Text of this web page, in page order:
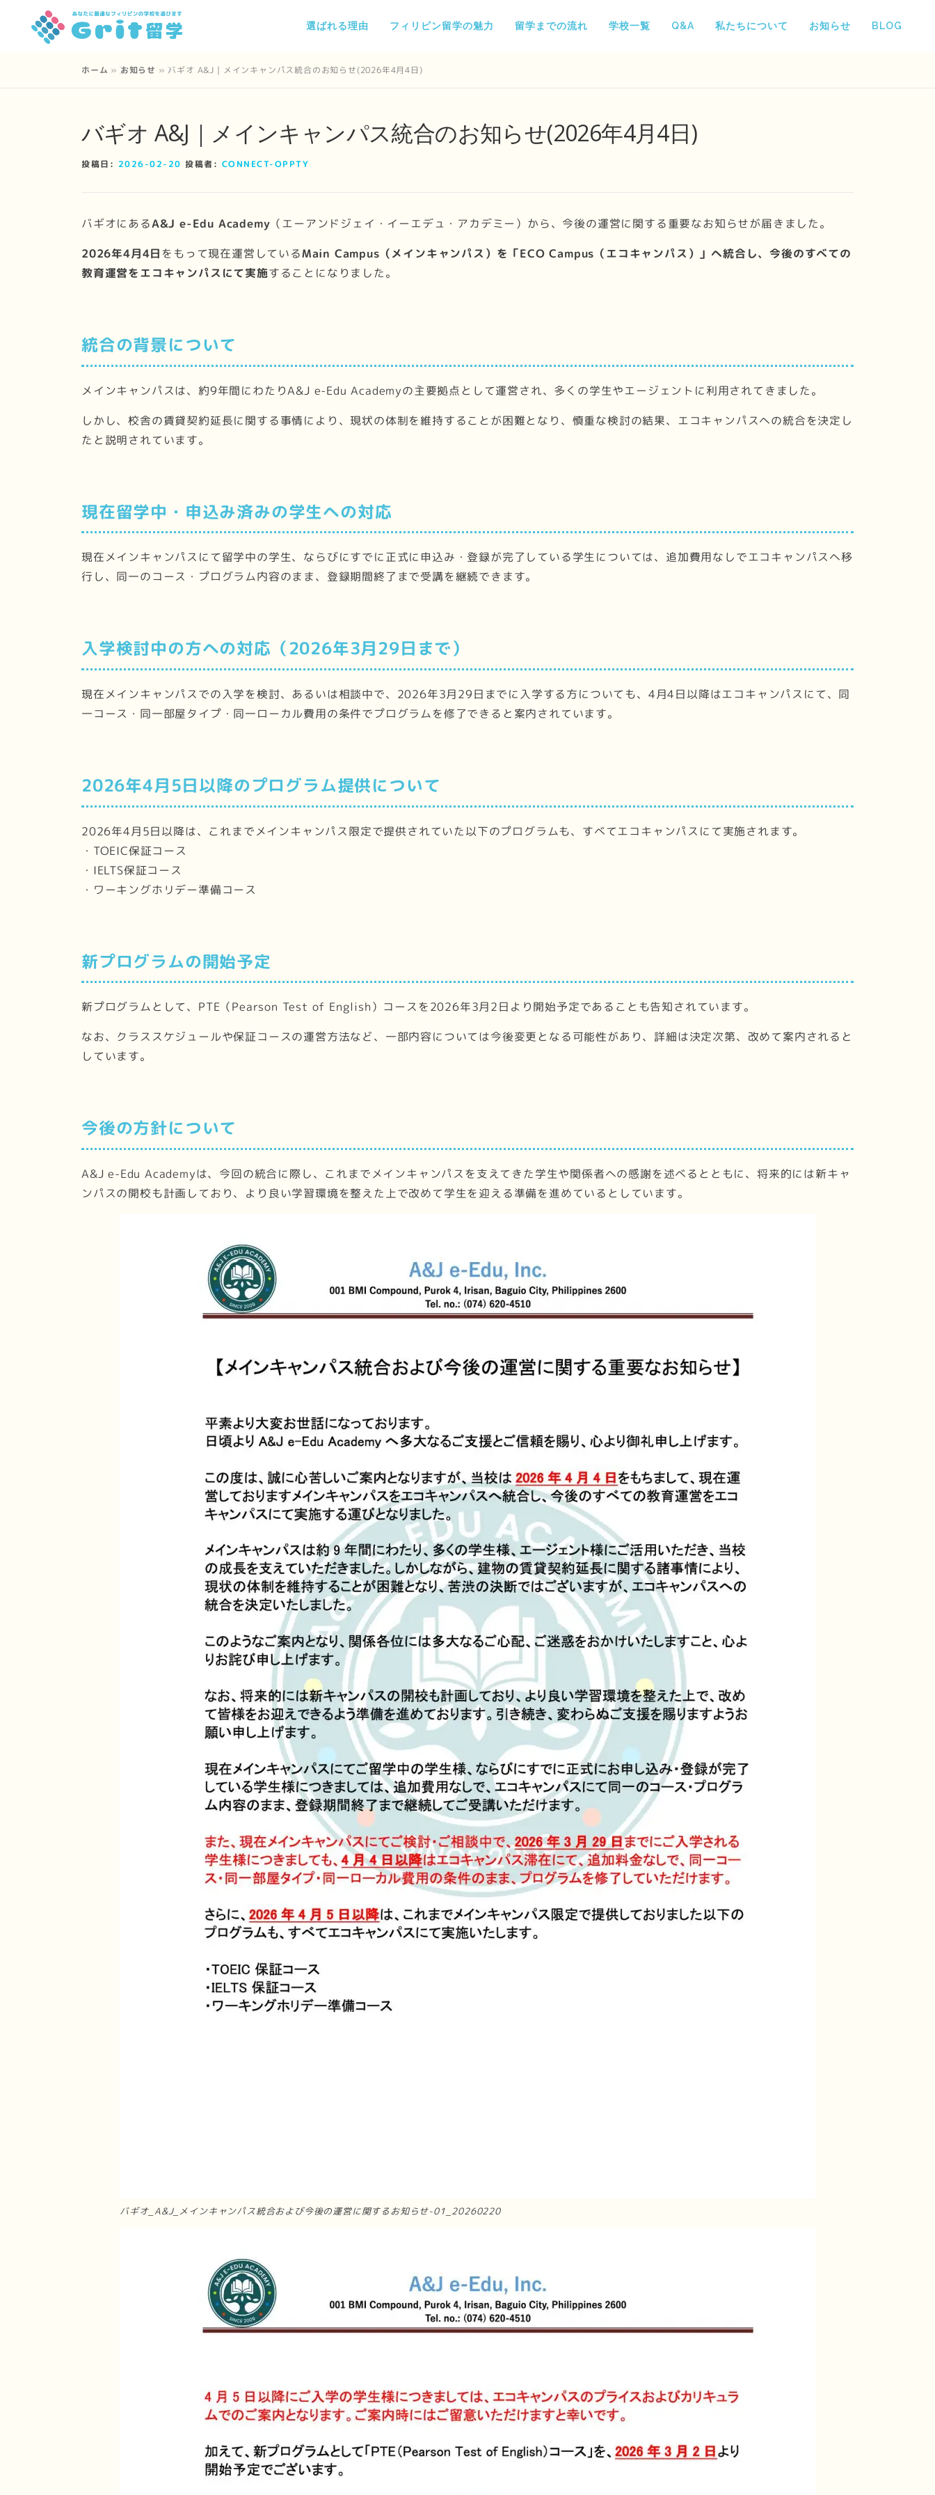
選ばれる理由 フィリピン留学の魅力 留学までの流れ 学校一覧 Q&A 私たちについて お知らせ BLOG
ホーム »お知らせ »バギオ A&J｜メインキャンパス統合のお知らせ(2026年4月4日)
バギオ A&J｜メインキャンパス統合のお知らせ(2026年4月4日)
投稿日: 2026-02-20 投稿者: CONNECT-OPPTY
バギオにあるA&J e-Edu Academy （エーアンドジェイ・イーエデュ・アカデミー）から、今後の運営に関する重要なお知らせが届きました。
2026年4月4日をもって現在運営しているMain Campus（メインキャンパス）を「ECO Campus（エコキャンパス）」へ統合し、今後のすべての
教育運営をエコキャンパスにて実施することになりました。
統合の背景について
メインキャンパスは、約9年間にわたりA&J e-Edu Academyの主要拠点として運営され、多くの学生やエージェントに利用されてきました。
しかし、校舎の賃貸契約延長に関する事情により、現状の体制を維持することが困難となり、慎重な検討の結果、エコキャンパスへの統合を決定し
たと説明されています。
現在留学中・申込み済みの学生への対応
現在メインキャンパスにて留学中の学生、ならびにすでに正式に申込み・登録が完了している学生については、追加費用なしでエコキャンパスへ移
行し、同一のコース・プログラム内容のまま、登録期間終了まで受講を継続できます。
入学検討中の方への対応（2026年3月29日まで）
現在メインキャンパスでの入学を検討、あるいは相談中で、2026年3月29日までに入学する方についても、4月4日以降はエコキャンパスにて、同
一コース・同一部屋タイプ・同一ローカル費用の条件でプログラムを修了できると案内されています。
2026年4月5日以降のプログラム提供について
2026年4月5日以降は、これまでメインキャンパス限定で提供されていた以下のプログラムも、すべてエコキャンパスにて実施されます。
・TOEIC保証コース
・IELTS保証コース
・ワーキングホリデー準備コース
新プログラムの開始予定
新プログラムとして、PTE（Pearson Test of English）コースを2026年3月2日より開始予定であることも告知されています。
なお、クラススケジュールや保証コースの運営方法など、一部内容については今後変更となる可能性があり、詳細は決定次第、改めて案内されると
しています。
今後の方針について
A&J e-Edu Academyは、今回の統合に際し、これまでメインキャンパスを支えてきた学生や関係者への感謝を述べるとともに、将来的には新キャ
ンパスの開校も計画しており、より良い学習環境を整えた上で改めて学生を迎える準備を進めているとしています。
バギオ_A&J_メインキャンパス統合および今後の運営に関するお知らせ-01_20260220